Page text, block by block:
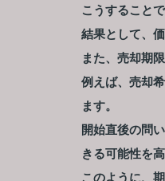
こうすること
結果として、
また、売却期
例えば、売却
ます。
開始直後の問
きる可能性を
このように、